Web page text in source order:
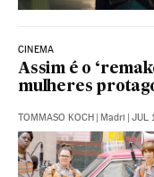
CINEMA
Assim é o
mulheres
TOMMASO KOCH Madri JUL